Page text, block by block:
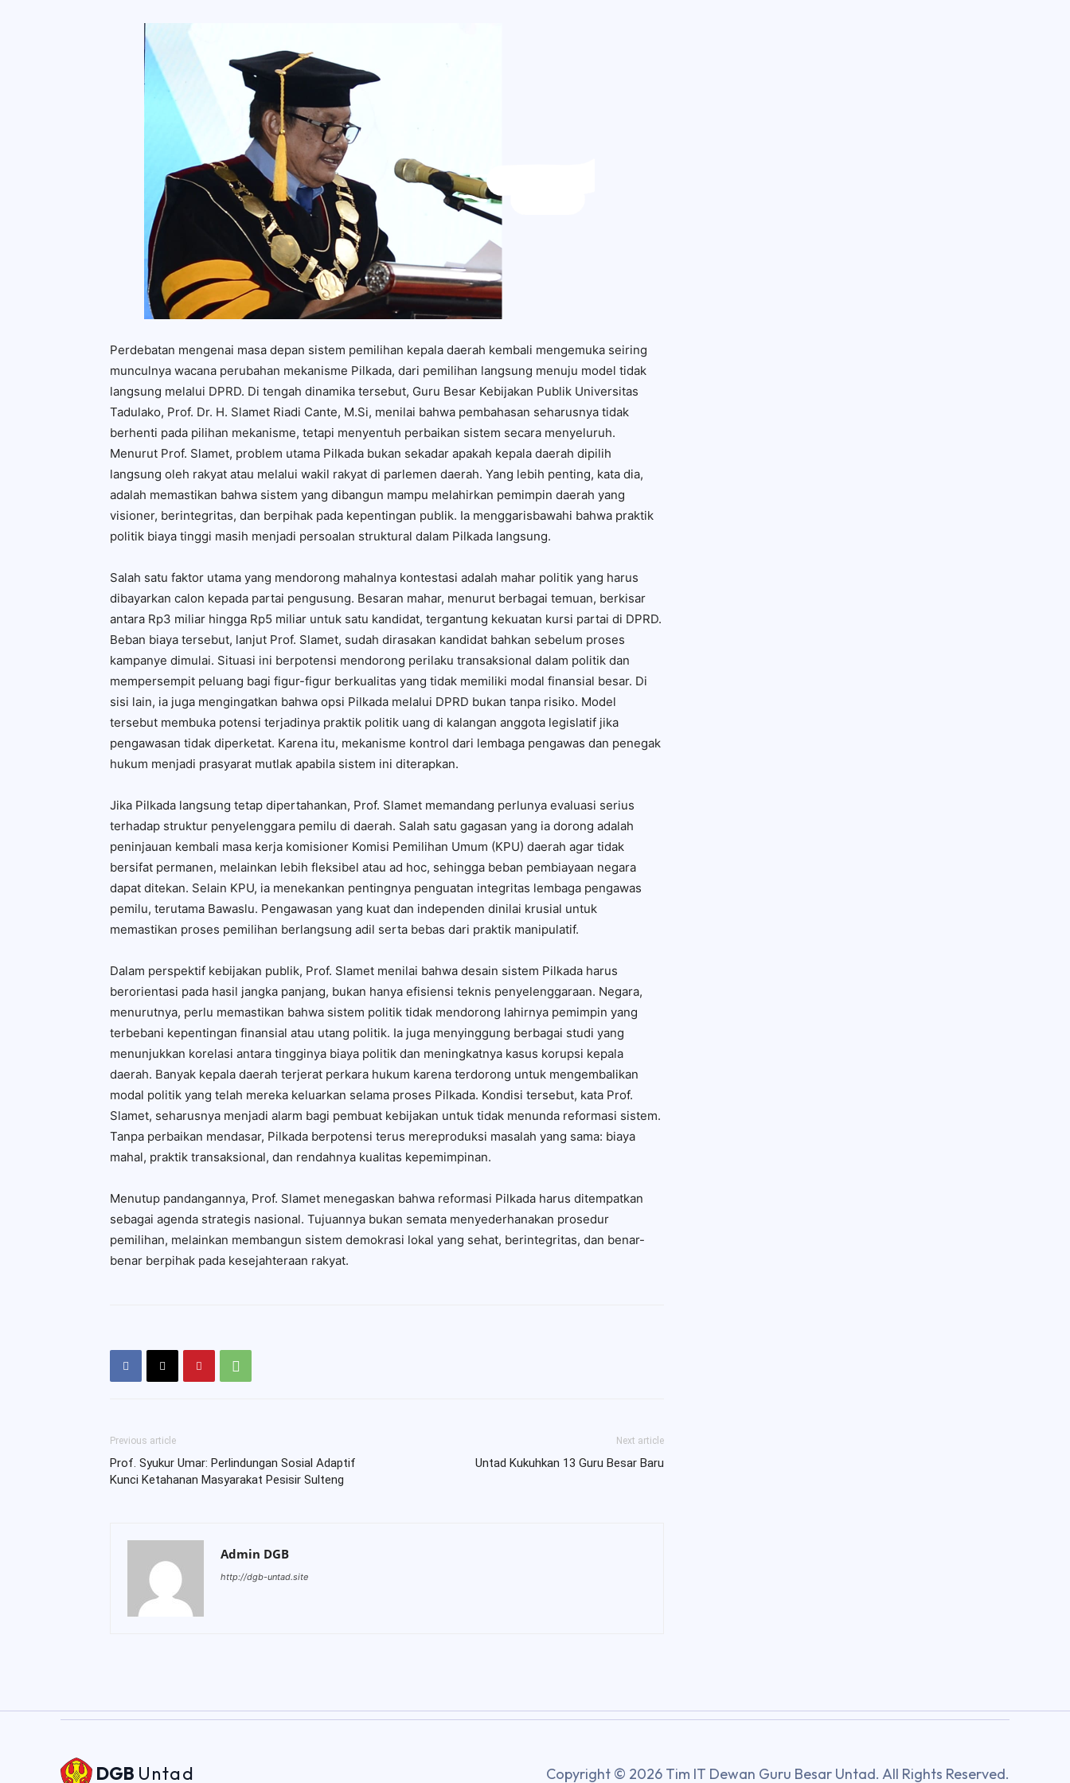
Perdebatan mengenai masa depan sistem pemilihan kepala daerah kembali mengemuka seiring
munculnya wacana perubahan mekanisme Pilkada, dari pemilihan langsung menuju model tidak
langsung melalui DPRD. Di tengah dinamika tersebut, Guru Besar Kebijakan Publik Universitas
Tadulako, Prof. Dr. H. Slamet Riadi Cante, M.Si, menilai bahwa pembahasan seharusnya tidak
berhenti pada pilihan mekanisme, tetapi menyentuh perbaikan sistem secara menyeluruh.
Menurut Prof. Slamet, problem utama Pilkada bukan sekadar apakah kepala daerah dipilih
langsung oleh rakyat atau melalui wakil rakyat di parlemen daerah. Yang lebih penting, kata dia,
adalah memastikan bahwa sistem yang dibangun mampu melahirkan pemimpin daerah yang
visioner, berintegritas, dan berpihak pada kepentingan publik. Ia menggarisbawahi bahwa praktik
politik biaya tinggi masih menjadi persoalan struktural dalam Pilkada langsung.
Salah satu faktor utama yang mendorong mahalnya kontestasi adalah mahar politik yang harus
dibayarkan calon kepada partai pengusung. Besaran mahar, menurut berbagai temuan, berkisar
antara Rp3 miliar hingga Rp5 miliar untuk satu kandidat, tergantung kekuatan kursi partai di DPRD.
Beban biaya tersebut, lanjut Prof. Slamet, sudah dirasakan kandidat bahkan sebelum proses
kampanye dimulai. Situasi ini berpotensi mendorong perilaku transaksional dalam politik dan
mempersempit peluang bagi figur-figur berkualitas yang tidak memiliki modal finansial besar. Di
sisi lain, ia juga mengingatkan bahwa opsi Pilkada melalui DPRD bukan tanpa risiko. Model
tersebut membuka potensi terjadinya praktik politik uang di kalangan anggota legislatif jika
pengawasan tidak diperketat. Karena itu, mekanisme kontrol dari lembaga pengawas dan penegak
hukum menjadi prasyarat mutlak apabila sistem ini diterapkan.
Jika Pilkada langsung tetap dipertahankan, Prof. Slamet memandang perlunya evaluasi serius
terhadap struktur penyelenggara pemilu di daerah. Salah satu gagasan yang ia dorong adalah
peninjauan kembali masa kerja komisioner Komisi Pemilihan Umum (KPU) daerah agar tidak
bersifat permanen, melainkan lebih fleksibel atau ad hoc, sehingga beban pembiayaan negara
dapat ditekan. Selain KPU, ia menekankan pentingnya penguatan integritas lembaga pengawas
pemilu, terutama Bawaslu. Pengawasan yang kuat dan independen dinilai krusial untuk
memastikan proses pemilihan berlangsung adil serta bebas dari praktik manipulatif.
Dalam perspektif kebijakan publik, Prof. Slamet menilai bahwa desain sistem Pilkada harus
berorientasi pada hasil jangka panjang, bukan hanya efisiensi teknis penyelenggaraan. Negara,
menurutnya, perlu memastikan bahwa sistem politik tidak mendorong lahirnya pemimpin yang
terbebani kepentingan finansial atau utang politik. Ia juga menyinggung berbagai studi yang
menunjukkan korelasi antara tingginya biaya politik dan meningkatnya kasus korupsi kepala
daerah. Banyak kepala daerah terjerat perkara hukum karena terdorong untuk mengembalikan
modal politik yang telah mereka keluarkan selama proses Pilkada. Kondisi tersebut, kata Prof.
Slamet, seharusnya menjadi alarm bagi pembuat kebijakan untuk tidak menunda reformasi sistem.
Tanpa perbaikan mendasar, Pilkada berpotensi terus mereproduksi masalah yang sama: biaya
mahal, praktik transaksional, dan rendahnya kualitas kepemimpinan.
Menutup pandangannya, Prof. Slamet menegaskan bahwa reformasi Pilkada harus ditempatkan
sebagai agenda strategis nasional. Tujuannya bukan semata menyederhanakan prosedur
pemilihan, melainkan membangun sistem demokrasi lokal yang sehat, berintegritas, dan benar-
benar berpihak pada kesejahteraan rakyat.
Previous article
Prof. Syukur Umar: Perlindungan Sosial Adaptif
Kunci Ketahanan Masyarakat Pesisir Sulteng
Next article
Untad Kukuhkan 13 Guru Besar Baru
Admin DGB
http://dgb-untad.site
DGB Untad Copyright © 2026 Tim IT Dewan Guru Besar Untad. All Rights Reserved.